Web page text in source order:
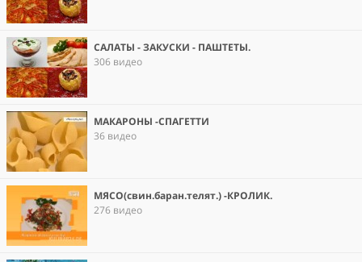
САЛАТЫ - ЗАКУСКИ - ПАШТЕТЫ.
306 видео
МАКАРОНЫ -СПАГЕТТИ
36 видео
МЯСО(свин.баран.телят.) -КРОЛИК.
276 видео